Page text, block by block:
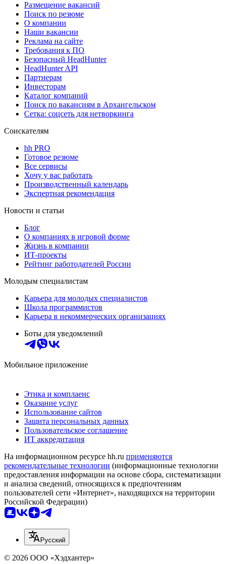
Размещение вакансий
Поиск по резюме
О компании
Наши вакансии
Реклама на сайте
Требования к ПО
Безопасный HeadHunter
HeadHunter API
Партнерам
Инвесторам
Каталог компаний
Поиск по вакансиям в Архангельском
Сетка: соцсеть для нетворкинга
Соискателям
hh PRO
Готовое резюме
Все сервисы
Хочу у вас работать
Производственный календарь
Экспертная рекомендация
Новости и статьи
Блог
О компаниях в игровой форме
Жизнь в компании
ИТ-проекты
Рейтинг работодателей России
Молодым специалистам
Карьера для молодых специалистов
Школа программистов
Карьера в некоммерческих организациях
Боты для уведомлений
Мобильное приложение
Этика и комплаенс
Оказание услуг
Использование сайтов
Защита персональных данных
Пользовательское соглашение
ИТ аккредитация
На информационном ресурсе hh.ru применяются
рекомендательные технологии (информационные технологии
предоставления информации на основе сбора, систематизации
и анализа сведений, относящихся к предпочтениям
пользователей сети «Интернет», находящихся на территории
Российской Федерации)
Русский
© 2026 ООО «Хэдхантер»